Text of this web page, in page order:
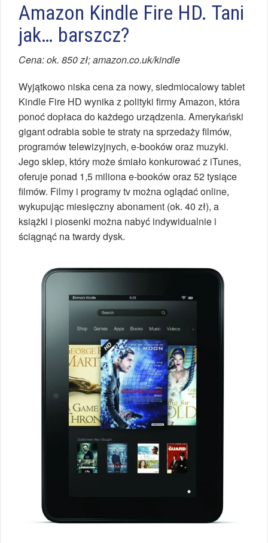
Amazon Kindle Fire HD. Tani
jak… barszcz?
Cena: ok. 850 zł; amazon.co.uk/kindle
Wyjątkowo niska cena za nowy, siedmiocalowy tablet
Kindle Fire HD wynika z polityki firmy Amazon, która
ponoć dopłaca do każdego urządzenia. Amerykański
gigant odrabia sobie te straty na sprzedaży filmów,
programów telewizyjnych, e-booków oraz muzyki.
Jego sklep, który może śmiało konkurować z iTunes,
oferuje ponad 1,5 miliona e-booków oraz 52 tysiące
filmów. Filmy i programy tv można oglądać online,
wykupując miesięczny abonament (ok. 40 zł), a
książki i piosenki można nabyć indywidualnie i
ściągnąć na twardy dysk.